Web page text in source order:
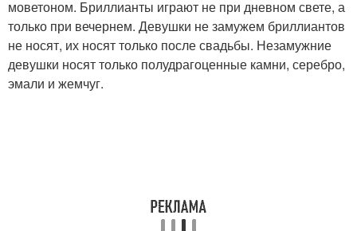
моветоном. Бриллианты играют не при дневном свете, а
только при вечернем. Девушки не замужем бриллиантов
не носят, их носят только после свадьбы. Незамужние
девушки носят только полудрагоценные камни, серебро,
эмали и жемчуг.